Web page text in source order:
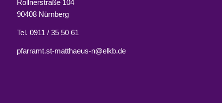
Rollnerstraße 104
90408 Nürnberg
Tel. 0911 / 35 50 61
pfarramt.st-matthaeus-n@elkb.de